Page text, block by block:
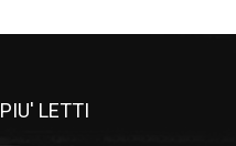
LETTI